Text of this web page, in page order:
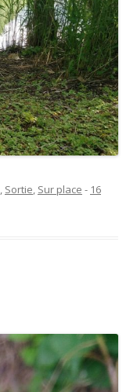
, Sortie, Sur place - 16